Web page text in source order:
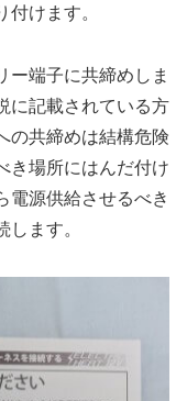
けます。
ー端子に共締めしま
に記載されている方
の共締めは結構危険
き場所にはんだ付け
電源供給させるべき
ます。